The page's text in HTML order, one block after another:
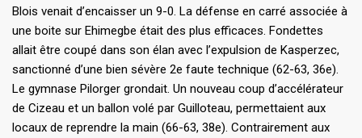
Blois venait d’encaisser un 9-0. La défense en carré associée à
une boite sur Ehimegbe était des plus efficaces. Fondettes
allait être coupé dans son élan avec l’expulsion de Kasperzec,
sanctionné d’une bien sévère 2e faute technique (62-63, 36e).
Le gymnase Pilorger grondait. Un nouveau coup d’accélérateur
de Cizeau et un ballon volé par Guilloteau, permettaient aux
locaux de reprendre la main (66-63, 38e). Contrairement aux